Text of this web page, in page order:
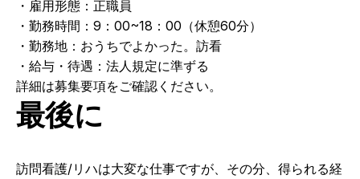
・雇用形態：正職員
・勤務時間：9：00~18：00（休憩60分）
・勤務地：おうちでよかった。訪看
・給与・待遇：法人規定に準ずる
詳細は募集要項をご確認ください。
最後に
訪問看護/リハは大変な仕事ですが、その分、得られる経